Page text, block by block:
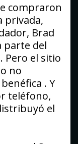
compraron
privada,
Brad
parte del
Pero el sitio
no
. Y
teléfono,
el